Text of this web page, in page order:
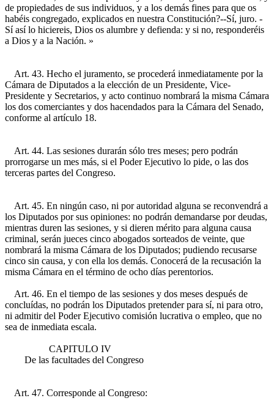
de propiedades de sus individuos, y a los demás fines para que os
habéis congregado, explicados en nuestra Constitución?--Sí, juro. -
Sí así lo hiciereis, Dios os alumbre y defienda: y si no, responderéis
a Dios y a la Nación. »
Art. 43. Hecho el juramento, se procederá inmediatamente por la
Cámara de Diputados a la elección de un Presidente, Vice-
Presidente y Secretarios, y acto continuo nombrará la misma Cámara
los dos comerciantes y dos hacendados para la Cámara del Senado,
conforme al artículo 18.
Art. 44. Las sesiones durarán sólo tres meses; pero podrán
prorrogarse un mes más, si el Poder Ejecutivo lo pide, o las dos
terceras partes del Congreso.
Art. 45. En ningún caso, ni por autoridad alguna se reconvendrá a
los Diputados por sus opiniones: no podrán demandarse por deudas,
mientras duren las sesiones, y si dieren mérito para alguna causa
criminal, serán jueces cinco abogados sorteados de veinte, que
nombrará la misma Cámara de los Diputados; pudiendo recusarse
cinco sin causa, y con ella los demás. Conocerá de la recusación la
misma Cámara en el término de ocho días perentorios.
Art. 46. En el tiempo de las sesiones y dos meses después de
concluídas, no podrán los Diputados pretender para sí, ni para otro,
ni admitir del Poder Ejecutivo comisión lucrativa o empleo, que no
sea de inmediata escala.
CAPITULO IV
De las facultades del Congreso
Art. 47. Corresponde al Congreso: